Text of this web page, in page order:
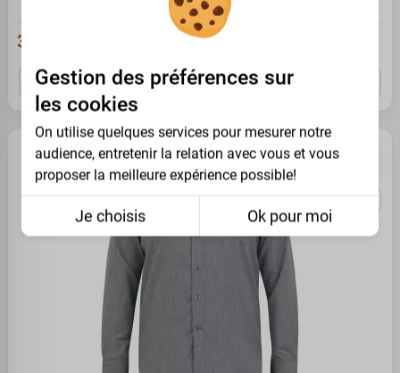
38.95 €
3XL 4XL 5XL 7XL
PROMO -35%
Gestion des préférences sur
les cookies
On utilise quelques services pour mesurer notre
audience, entretenir la relation avec vous et vous
proposer la meilleure expérience possible!
Je choisis Ok pour moi